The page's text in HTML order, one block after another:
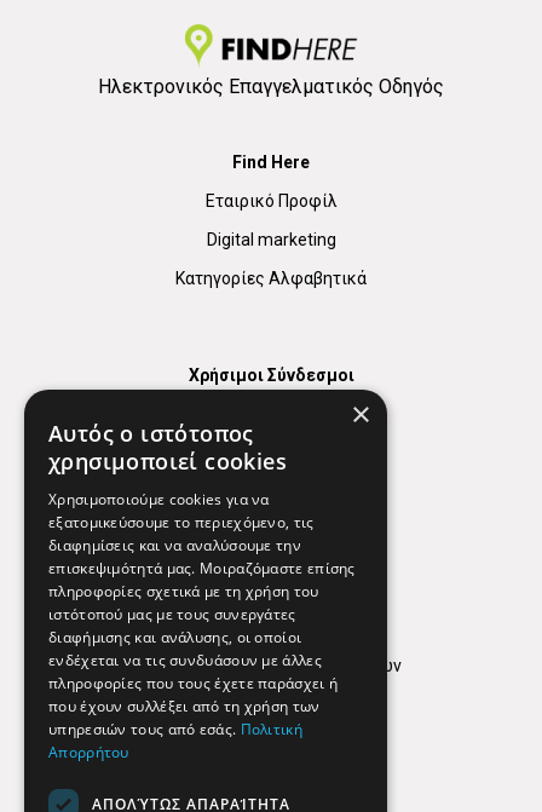
Ηλεκτρονικός Επαγγελματικός Οδηγός
Find Here
Εταιρικό Προφίλ
Digital marketing
Κατηγορίες Αλφαβητικά
Χρήσιμοι Σύνδεσμοι
Χρήσιμα Τηλέφωνα
Εφημερεύοντα Φαρμακεία
Απόρρητο
Όροι Χρήσης
Πολιτική προστασίας δεδομένων
Findhere
Social Media
×
Αυτός ο ιστότοπος
χρησιμοποιεί cookies
Χρησιμοποιούμε cookies για να
εξατομικεύσουμε το περιεχόμενο, τις
διαφημίσεις και να αναλύσουμε την
επισκεψιμότητά μας. Μοιραζόμαστε επίσης
πληροφορίες σχετικά με τη χρήση του
ιστότοπού μας με τους συνεργάτες
διαφήμισης και ανάλυσης, οι οποίοι
ενδέχεται να τις συνδυάσουν με άλλες
πληροφορίες που τους έχετε παράσχει ή
που έχουν συλλέξει από τη χρήση των
υπηρεσιών τους από εσάς. Πολιτική
Απορρήτου
ΑΠΟΛΎΤΩΣ ΑΠΑΡΑΊΤΗΤΑ